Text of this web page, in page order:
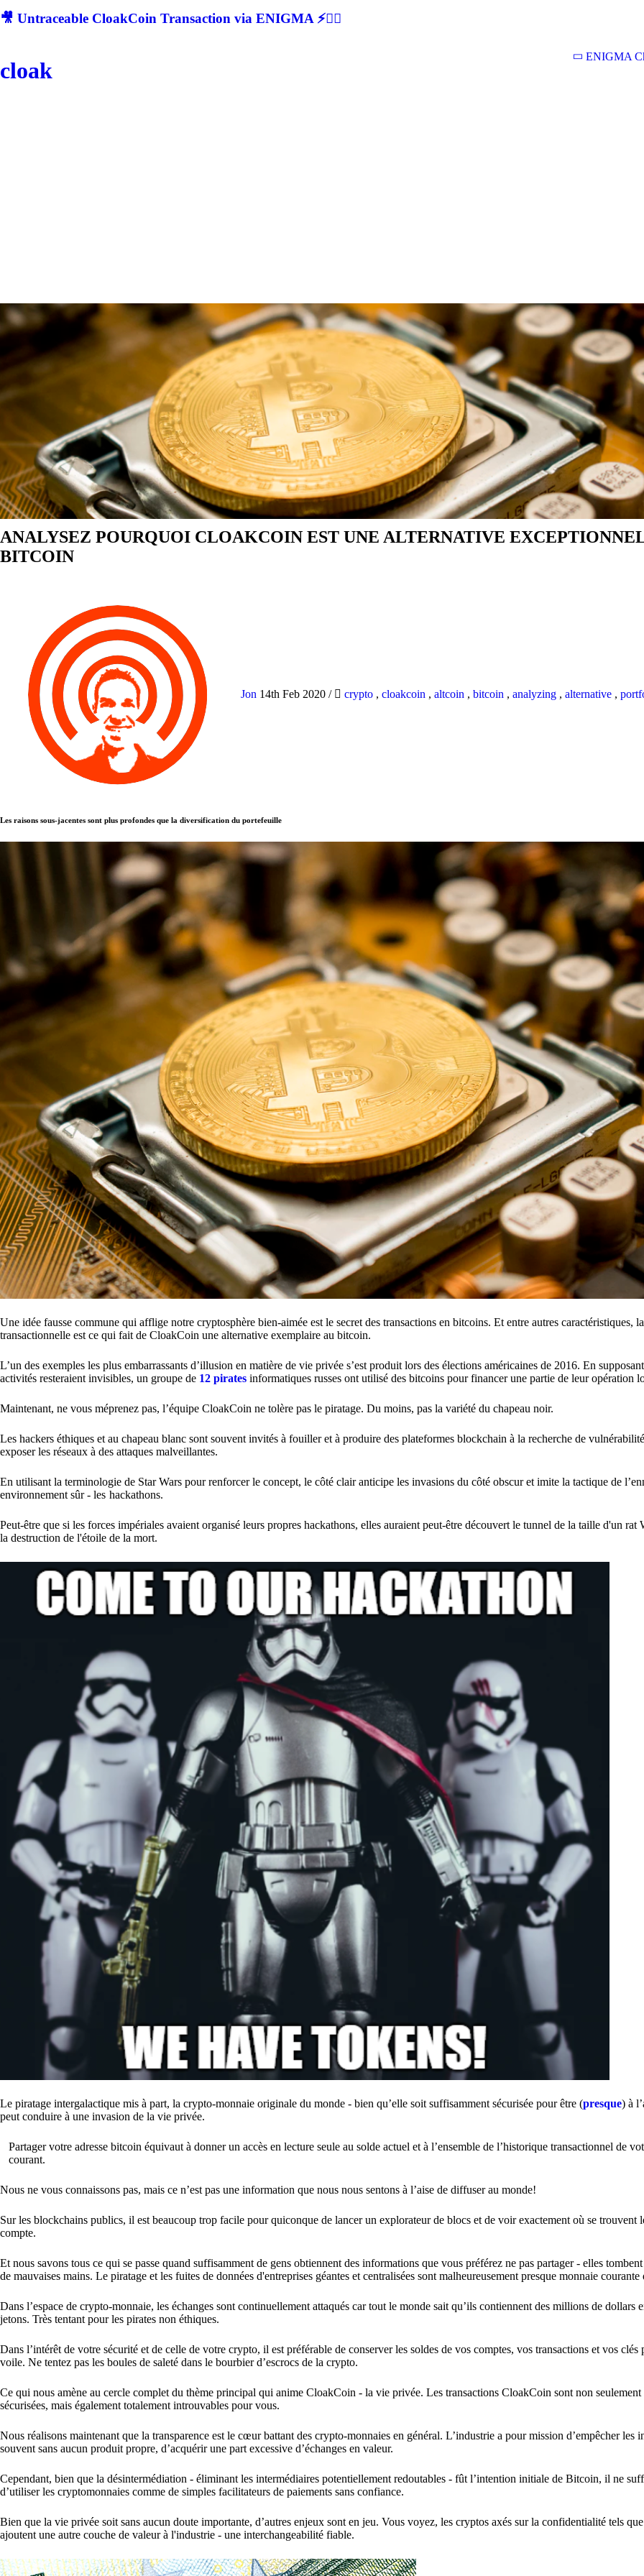
🎥 Untraceable CloakCoin Transaction via ENIGMA ⚡🕵‍♂
cloak
ENIGMA
ANALYSEZ POURQUOI CLOAKCOIN EST UNE ALTERNATIVE
BITCOIN
Jon 14th Feb 2020 / crypto , cloakcoin , altcoin , bitcoin , analyzing , alternative ,
Les raisons sous-jacentes sont plus profondes que la diversification du portefeuille
Une idée fausse commune qui afflige notre cryptosphère bien-aimée est le secret des transactions en bitcoins. Et entre autres caractéristiques,
transactionnelle est ce qui fait de CloakCoin une alternative exemplaire au bitcoin.
L’un des exemples les plus embarrassants d’illusion en matière de vie privée s’est produit lors des élections américaines de 2016. En
activités resteraient invisibles, un groupe de 12 pirates informatiques russes ont utilisé des bitcoins pour financer une partie de leur opération
Maintenant, ne vous méprenez pas, l’équipe CloakCoin ne tolère pas le piratage. Du moins, pas la variété du chapeau noir.
Les hackers éthiques et au chapeau blanc sont souvent invités à fouiller et à produire des plateformes blockchain à la recherche de
exposer les réseaux à des attaques malveillantes.
En utilisant la terminologie de Star Wars pour renforcer le concept, le côté clair anticipe les invasions du côté obscur et imite la tactique de
environnement sûr - les hackathons.
Peut-être que si les forces impériales avaient organisé leurs propres hackathons, elles auraient peut-être découvert le tunnel de la taille d'un rat
la destruction de l'étoile de la mort.
Le piratage intergalactique mis à part, la crypto-monnaie originale du monde - bien qu’elle soit suffisamment sécurisée pour être (presque) à
peut conduire à une invasion de la vie privée.
Partager votre adresse bitcoin équivaut à donner un accès en lecture seule au solde actuel et à l’ensemble de l’historique transactionnel de
courant.
Nous ne vous connaissons pas, mais ce n’est pas une information que nous nous sentons à l’aise de diffuser au monde!
Sur les blockchains publics, il est beaucoup trop facile pour quiconque de lancer un explorateur de blocs et de voir exactement où se trouvent
compte.
Et nous savons tous ce qui se passe quand suffisamment de gens obtiennent des informations que vous préférez ne pas partager - elles
de mauvaises mains. Le piratage et les fuites de données d'entreprises géantes et centralisées sont malheureusement presque monnaie courante
Dans l’espace de crypto-monnaie, les échanges sont continuellement attaqués car tout le monde sait qu’ils contiennent des millions de dollars
jetons. Très tentant pour les pirates non éthiques.
Dans l’intérêt de votre sécurité et de celle de votre crypto, il est préférable de conserver les soldes de vos comptes, vos transactions et vos clés
voile. Ne tentez pas les boules de saleté dans le bourbier d’escrocs de la crypto.
Ce qui nous amène au cercle complet du thème principal qui anime CloakCoin - la vie privée. Les transactions CloakCoin sont non seulement
sécurisées, mais également totalement introuvables pour vous.
Nous réalisons maintenant que la transparence est le cœur battant des crypto-monnaies en général. L’industrie a pour mission d’empêcher les
souvent sans aucun produit propre, d’acquérir une part excessive d’échanges en valeur.
Cependant, bien que la désintermédiation - éliminant les intermédiaires potentiellement redoutables - fût l’intention initiale de Bitcoin, il ne
d’utiliser les cryptomonnaies comme de simples facilitateurs de paiements sans confiance.
Bien que la vie privée soit sans aucun doute importante, d’autres enjeux sont en jeu. Vous voyez, les cryptos axés sur la confidentialité tels
ajoutent une autre couche de valeur à l'industrie - une interchangeabilité fiable.